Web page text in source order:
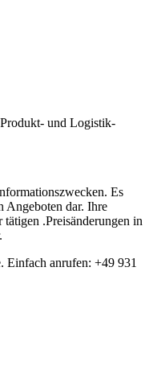
und Logistik-
Es
Angeboten dar. Ihre
.Preisänderungen in
Einfach anrufen: +49 931